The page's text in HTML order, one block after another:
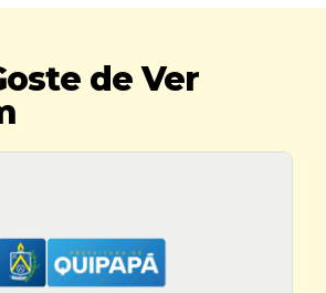
de Ver